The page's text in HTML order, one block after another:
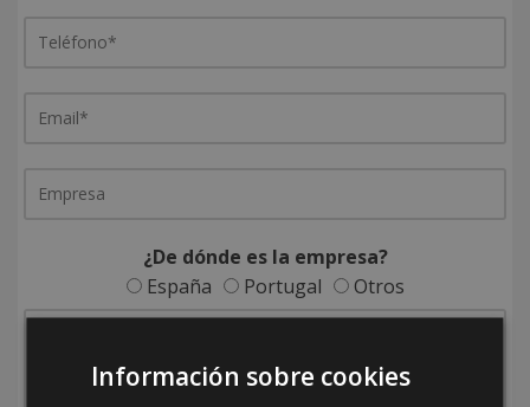
¿De dónde es la empresa?
España
Portugal Otros
Información sobre cookies